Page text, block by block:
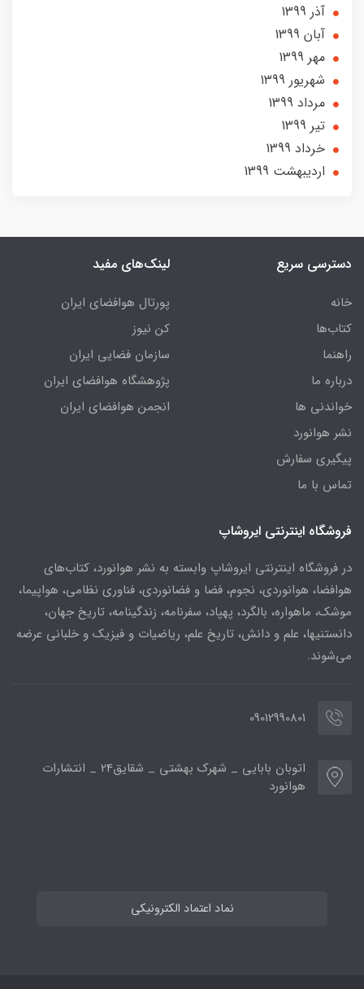
آذر 1399
آبان 1399
مهر 1399
شهریور 1399
مرداد 1399
تير 1399
خرداد 1399
ارديبهشت 1399
دسترسی سریع
خانه
کتاب‌ها
راهنما
درباره ما
خواندنی ها
نشر هوانورد
پیگیری سفارش
تماس با ما
لینک‌های مفید
پورتال هوافضای ایران
کن نیوز
سازمان فضایی ایران
پژوهشگاه هوافضای ایران
انجمن هوافضای ایران
فروشگاه اینترنتی ایروشاپ
در فروشگاه اینترنتی ایروشاپ وابسته به نشر هوانورد، کتاب‌های
هوافضا، هوانوردی، نجوم، فضا و فضانوردی، فناوری نظامی، هواپیما،
موشک، ماهواره، بالگرد، پهپاد، سفرنامه، زندگینامه، تاریخ جهان،
دانستنیها، علم و دانش، تاریخ علم، ریاضیات و فیزیک و خلبانی عرضه
می‌شوند.
09012990801
اتوبان بابایی _ شهرک بهشتی _ شقایق24 _ انتشارات
هوانورد
نماد اعتماد الکترونیکی